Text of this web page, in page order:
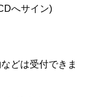
へサイン)
どは受付できま